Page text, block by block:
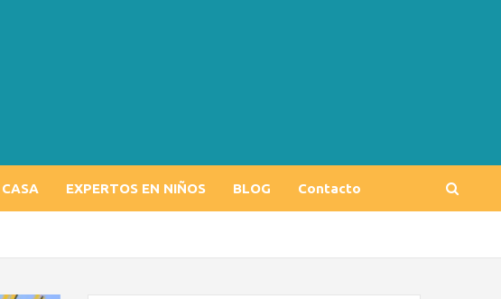
EXPERTOS EN NIÑOS BLOG Contacto